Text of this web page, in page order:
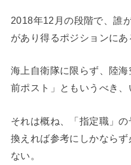
2018年12月の段階で、誰
があり得るポジションにあ
海上自衛隊に限らず、陸
前ポスト」ともいうべき、
それは概ね、「指定職」
換えれば参考にしかなら
ない。